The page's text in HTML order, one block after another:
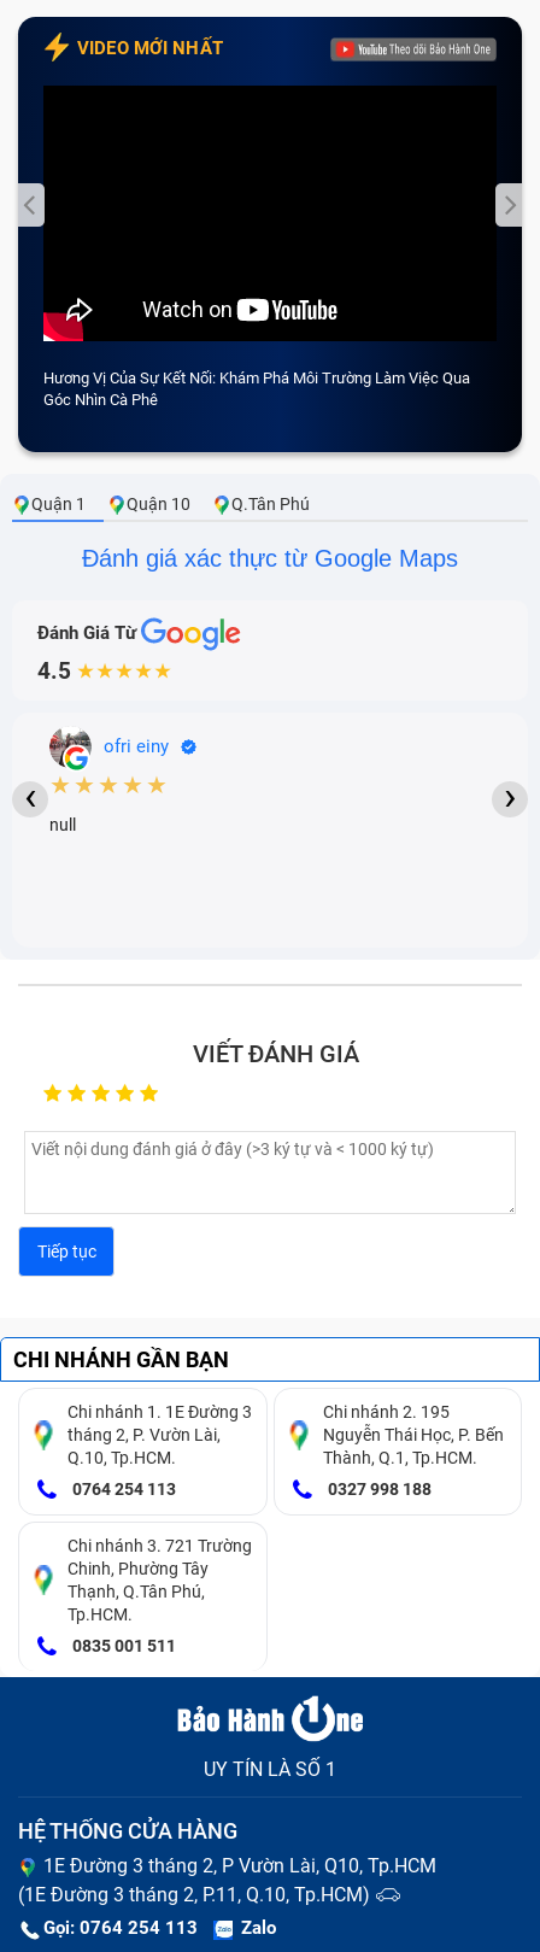
VIDEO MỚI NHẤT
Hương Vị Của Sự Kết Nối: Khám Phá Môi Trường Làm Việc Qua
Góc Nhìn Cà Phê
Quận 1 Quận 10 Q.Tân Phú
Đánh giá xác thực từ Google Maps
Đánh Giá Từ
4.5 ★★★★★
ofri einy
★★★★★
null
‹ ›
VIẾT ĐÁNH GIÁ
CHI NHÁNH GẦN BẠN
Chi nhánh 1. 1E Đường 3
tháng 2, P. Vườn Lài,
Q.10, Tp.HCM.
0764 254 113
Chi nhánh 2. 195
Nguyễn Thái Học, P. Bến
Thành, Q.1, Tp.HCM.
0327 998 188
Chi nhánh 3. 721 Trường
Chinh, Phường Tây
Thạnh, Q.Tân Phú,
Tp.HCM.
0835 001 511
UY TÍN LÀ SỐ 1
HỆ THỐNG CỬA HÀNG
1E Đường 3 tháng 2, P Vườn Lài, Q10, Tp.HCM
(1E Đường 3 tháng 2, P.11, Q.10, Tp.HCM)
Gọi: 0764 254 113 Zalo